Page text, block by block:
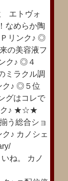
トヴォ
なめらか陶
リンク♪ ◎
の美容液フ
ク♪ ◎４
ミラクル調
♪ ◎５位
グはコレで
ク♪ ★☆★
う総合ショ
♪ カノシェ
diary/
ね。 カノ